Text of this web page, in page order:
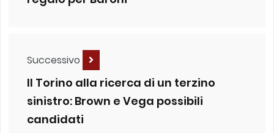
Successivo
Il Torino alla ricerca di un terzino
sinistro: Brown e Vega possibili
candidati